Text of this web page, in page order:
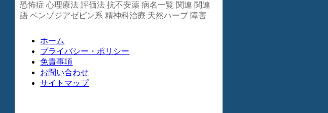
恐怖症 心理療法 評価法 抗不安薬 病名一覧 関連 関連
語 ベンゾジアゼピン系 精神科治療 天然ハーブ 障害
ホーム
プライバシー・ポリシー
免責事項
お問い合わせ
サイトマップ